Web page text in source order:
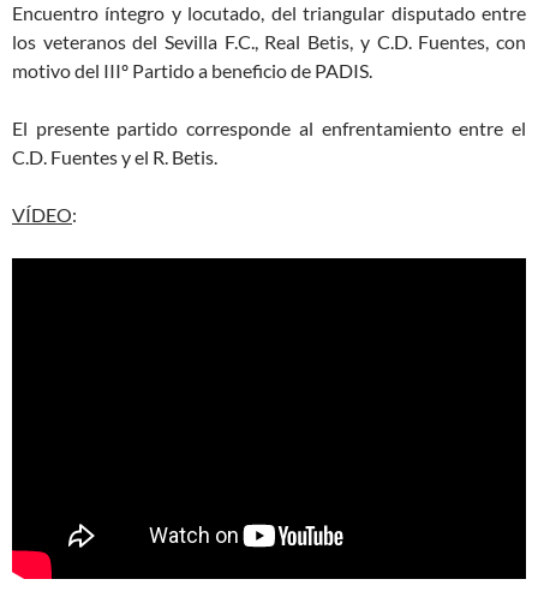
Encuentro íntegro y locutado, del triangular disputado entre
los veteranos del Sevilla F.C., Real Betis, y C.D. Fuentes, con
motivo del IIIº Partido a beneficio de PADIS.
El presente partido corresponde al enfrentamiento entre el
C.D. Fuentes y el R. Betis.
VÍDEO: